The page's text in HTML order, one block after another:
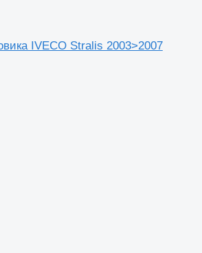
IVECO Stralis 2003>2007